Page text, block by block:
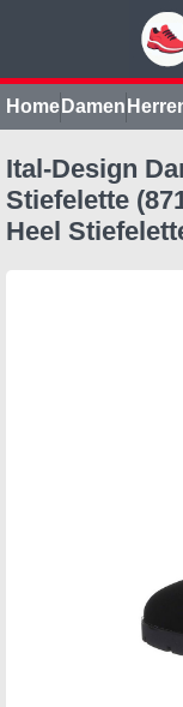
Home Damen
Ital-Design
Stiefelette
Heel